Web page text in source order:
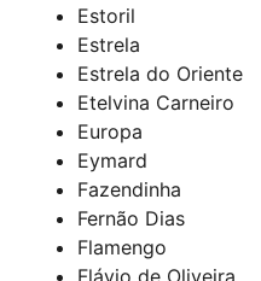
Estoril
Estrela
Estrela do Oriente
Etelvina Carneiro
Europa
Eymard
Fazendinha
Fernão Dias
Flamengo
Flávio de Oliveira